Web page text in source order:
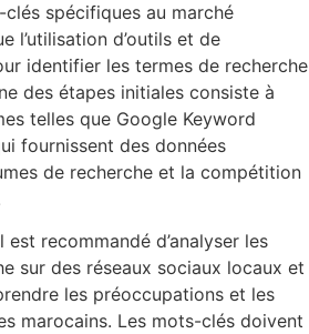
spécifiques au marché
l’utilisation d’outils et de
identifier les termes de recherche
des étapes initiales consiste à
telles que Google Keyword
fournissent des données
de recherche et la compétition
recommandé d’analyser les
sur des réseaux sociaux locaux et
les préoccupations et les
marocains. Les mots-clés doivent